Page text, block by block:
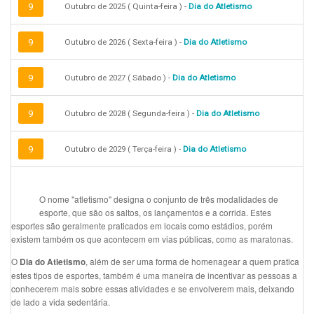
9 Outubro de 2025 ( Quinta-feira ) - Dia do Atletismo
9 Outubro de 2026 ( Sexta-feira ) - Dia do Atletismo
9 Outubro de 2027 ( Sábado ) - Dia do Atletismo
9 Outubro de 2028 ( Segunda-feira ) - Dia do Atletismo
9 Outubro de 2029 ( Terça-feira ) - Dia do Atletismo
O nome "atletismo" designa o conjunto de três modalidades de
esporte, que são os saltos, os lançamentos e a corrida. Estes
esportes são geralmente praticados em locais como estádios, porém
existem também os que acontecem em vias públicas, como as maratonas.
O Dia do Atletismo, além de ser uma forma de homenagear a quem pratica
estes tipos de esportes, também é uma maneira de incentivar as pessoas a
conhecerem mais sobre essas atividades e se envolverem mais, deixando
de lado a vida sedentária.